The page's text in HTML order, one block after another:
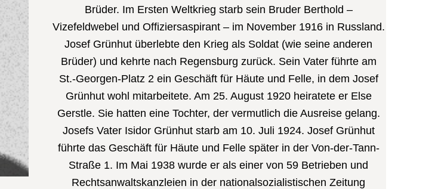
Brüder. Im Ersten Weltkrieg starb sein Bruder Berthold –
Vizefeldwebel und Offiziersaspirant – im November 1916 in Russland.
Josef Grünhut überlebte den Krieg als Soldat (wie seine anderen
Brüder) und kehrte nach Regensburg zurück. Sein Vater führte am
St.-Georgen-Platz 2 ein Geschäft für Häute und Felle, in dem Josef
Grünhut wohl mitarbeitete. Am 25. August 1920 heiratete er Else
Gerstle. Sie hatten eine Tochter, der vermutlich die Ausreise gelang.
Josefs Vater Isidor Grünhut starb am 10. Juli 1924. Josef Grünhut
führte das Geschäft für Häute und Felle später in der Von-der-Tann-
Straße 1. Im Mai 1938 wurde er als einer von 59 Betrieben und
Rechtsanwaltskanzleien in der nationalsozialistischen Zeitung